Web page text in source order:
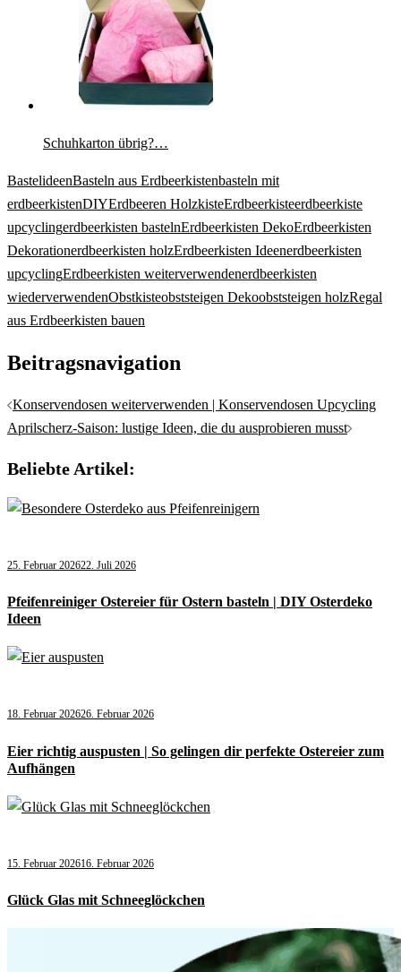
Schuhkarton übrig?…
BastelideenBasteln aus Erdbeerkistenbasteln mit
erdbeerkistenDIYErdbeeren HolzkisteErdbeerkisteerdbeerkiste
upcyclingerdbeerkisten bastelnErdbeerkisten DekoErdbeerkisten
Dekorationerdbeerkisten holzErdbeerkisten Ideenerdbeerkisten
upcyclingErdbeerkisten weiterverwendenerdbeerkisten
wiederverwendenObstkisteobststeigen Dekoobststeigen holzRegal
aus Erdbeerkisten bauen
Beitragsnavigation
Konservendosen weiterverwenden | Konservendosen Upcycling
Aprilscherz-Saison: lustige Ideen, die du ausprobieren musst
Beliebte Artikel:
25. Februar 202622. Juli 2026
Pfeifenreiniger Ostereier für Ostern basteln | DIY Osterdeko
Ideen
18. Februar 202626. Februar 2026
Eier richtig auspusten | So gelingen dir perfekte Ostereier zum
Aufhängen
15. Februar 202616. Februar 2026
Glück Glas mit Schneeglöckchen